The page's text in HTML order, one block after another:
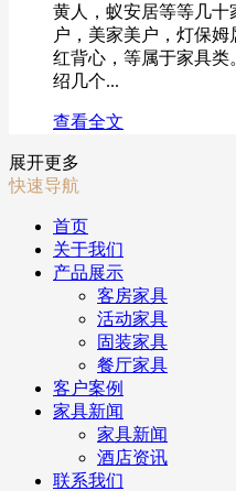
黄人，蚁安居等等几
户，美家美户，灯保姆
红背心，等属于家具类
绍几个...
查看全文
展开更多
快速导航
首页
关于我们
产品展示
客房家具
活动家具
固装家具
餐厅家具
客户案例
家具新闻
家具新闻
酒店资讯
联系我们